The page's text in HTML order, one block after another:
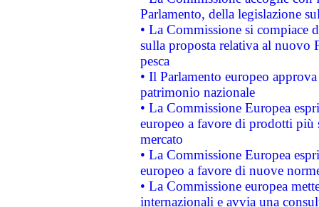
Parlamento, della legislazione
• La Commissione si compiace
sulla proposta relativa al nuovo
pesca
• Il Parlamento europeo
patrimonio nazionale
• La Commissione Europea
europeo a favore di prodotti
mercato
• La Commissione Europea
europeo a favore di nuove
• La Commissione europea
internazionali e avvia una